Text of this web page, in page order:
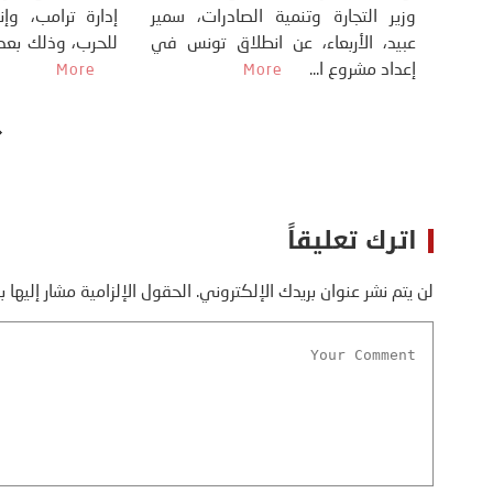
وزير التجارة
عبيد،
إعداد مشروع ا...
الإسلامية الإيرانية من ج...
More
اترك تعليقاً
لن يتم نشر عنوان بريدك الإلكتروني. الحقول الإلزامية مشار إليها